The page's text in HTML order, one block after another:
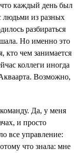
каждый день был
из разных
разбираться
Но именно это
кто чем занимается
коллеги иногда
Возможно,
Да, у меня
и просто
все управление:
что знала: мне